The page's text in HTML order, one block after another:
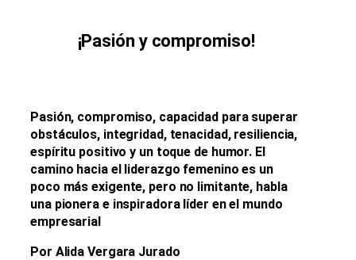
¡Pasión y compromiso!
Pasión, compromiso, capacidad para superar
obstáculos, integridad, tenacidad, resiliencia,
espíritu positivo y un toque de humor. El
camino hacia el liderazgo femenino es un
poco más exigente, pero no limitante, habla
una pionera e inspiradora líder en el mundo
empresarial
Por Alida Vergara Jurado